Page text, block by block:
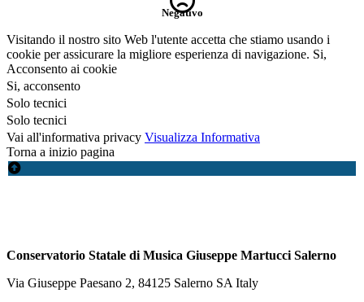
Negativo
Visitando il nostro sito Web l'utente accetta che stiamo usando i
cookie per assicurare la migliore esperienza di navigazione. Si,
Acconsento ai cookie
Si, acconsento
Solo tecnici
Solo tecnici
Vai all'informativa privacy Visualizza Informativa
Torna a inizio pagina
Conservatorio Statale di Musica Giuseppe Martucci Salerno
Via Giuseppe Paesano 2, 84125 Salerno SA Italy